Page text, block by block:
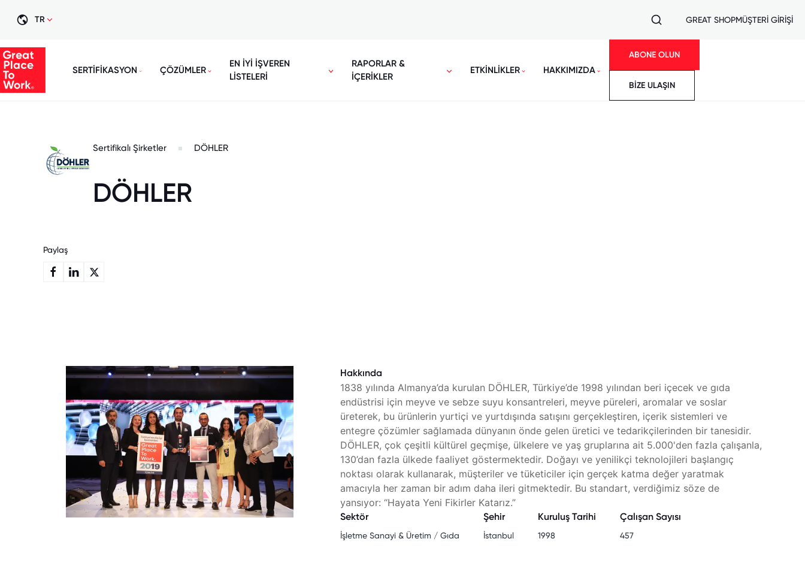
TR GREAT SHOPMÜŞTERİ GİRİŞİ
SERTİFİKASYON ÇÖZÜMLER
EN İYİ İŞVEREN
LİSTELERİ
RAPORLAR &
İÇERİKLER
ETKİNLİKLER HAKKIMIZDA
ABONE OLUN
BİZE ULAŞIN
Sertifikalı Şirketler DÖHLER
DÖHLER
Paylaş
Hakkında
1838 yılında Almanya’da kurulan DÖHLER, Türkiye’de 1998 yılından beri içecek ve gıda
endüstrisi için meyve ve sebze suyu konsantreleri, meyve püreleri, aromalar ve soslar
üreterek, bu ürünlerin yurtiçi ve yurtdışında satışını gerçekleştiren, içerik sistemleri ve
entegre çözümler sağlamada dünyanın önde gelen üretici ve tedarikçilerinden bir tanesidir.
DÖHLER, çok çeşitli kültürel geçmişe, ülkelere ve yaş gruplarına ait 5.000'den fazla çalışanla,
130’dan fazla ülkede faaliyet göstermektedir. Doğayı ve yenilikçi teknolojileri başlangıç
noktası olarak kullanarak, müşteriler ve tüketiciler için gerçek katma değer yaratmak
amacıyla her zaman bir adım daha ileri gitmektedir. Bu standart, verdiğimiz söze de
yansıyor: “Hayata Yeni Fikirler Katarız.”
Sektör
İşletme Sanayi & Üretim / Gıda
Şehir
İstanbul
Kuruluş Tarihi
1998
Çalışan Sayısı
457